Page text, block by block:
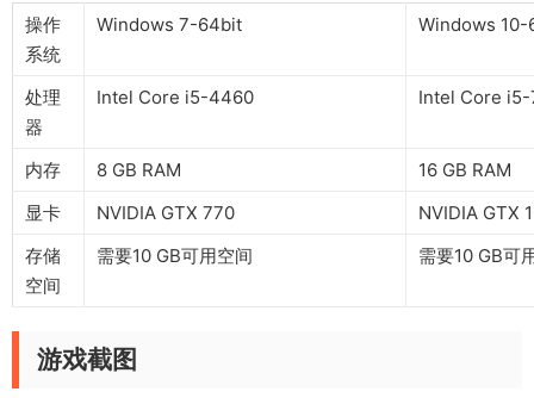
操作
系统
Windows 7-64bit Windows
处理
器
Intel Core i5-4460 Intel Core
内存 8 GB RAM
16 GB RAM
显卡
NVIDIA GTX 770
NVIDIA GTX
存储
空间
需要10 GB可用空间 需要10 GB可
游戏截图